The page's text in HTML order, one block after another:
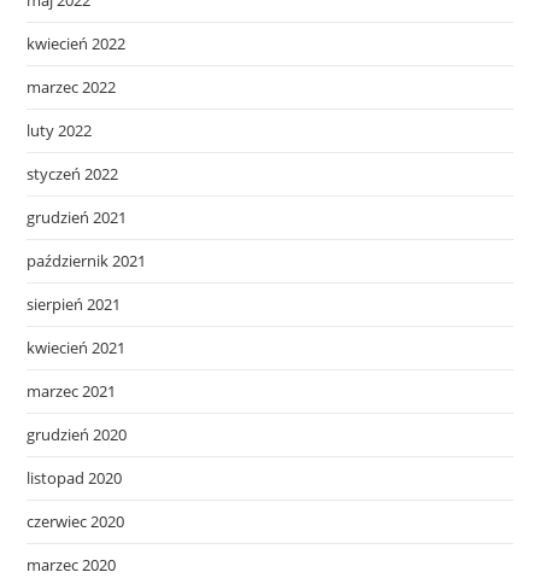
kwiecień 2022
marzec 2022
luty 2022
styczeń 2022
grudzień 2021
październik 2021
sierpień 2021
kwiecień 2021
marzec 2021
grudzień 2020
listopad 2020
czerwiec 2020
marzec 2020